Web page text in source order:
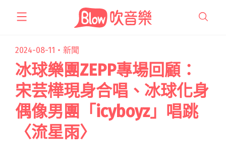
2024-08-11・ 新聞
冰球樂團ZEPP專場回顧：
宋芸樺現身合唱、冰球化身
偶像男團「icyboyz」唱跳
〈流星雨〉